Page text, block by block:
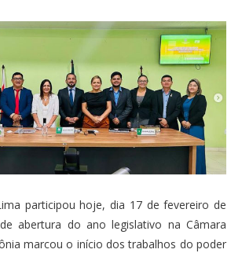
participou hoje, dia 17 de fevereiro de
abertura do ano legislativo na Câmara
marcou o início dos trabalhos do poder